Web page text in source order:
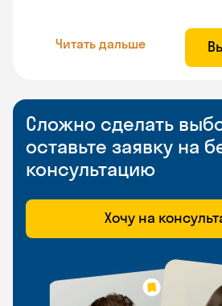
Читать дальше
Сложно сделать
оставьте заявку на
консультацию
Хочу на